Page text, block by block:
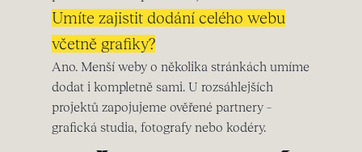
Umíte zajistit dodání celého webu
včetně grafiky?
Ano. Menší weby o několika stránkách umíme
dodat i kompletně sami. U rozsáhlejších
projektů zapojujeme ověřené partnery –
grafická studia, fotografy nebo kodéry.